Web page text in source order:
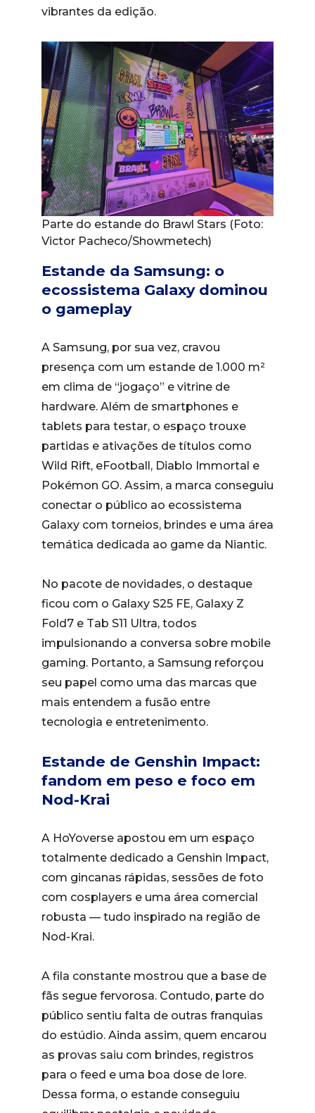
vibrantes da edição.
Parte do estande do Brawl Stars (Foto:
Victor Pacheco/Showmetech)
Estande da Samsung: o
ecossistema Galaxy dominou
o gameplay
A Samsung, por sua vez, cravou
presença com um estande de 1.000 m²
em clima de “jogaço” e vitrine de
hardware. Além de smartphones e
tablets para testar, o espaço trouxe
partidas e ativações de títulos como
Wild Rift, eFootball, Diablo Immortal e
Pokémon GO. Assim, a marca conseguiu
conectar o público ao ecossistema
Galaxy com torneios, brindes e uma área
temática dedicada ao game da Niantic.
No pacote de novidades, o destaque
ficou com o Galaxy S25 FE, Galaxy Z
Fold7 e Tab S11 Ultra, todos
impulsionando a conversa sobre mobile
gaming. Portanto, a Samsung reforçou
seu papel como uma das marcas que
mais entendem a fusão entre
tecnologia e entretenimento.
Estande de Genshin Impact:
fandom em peso e foco em
Nod-Krai
A HoYoverse apostou em um espaço
totalmente dedicado a Genshin Impact,
com gincanas rápidas, sessões de foto
com cosplayers e uma área comercial
robusta — tudo inspirado na região de
Nod-Krai.
A fila constante mostrou que a base de
fãs segue fervorosa. Contudo, parte do
público sentiu falta de outras franquias
do estúdio. Ainda assim, quem encarou
as provas saiu com brindes, registros
para o feed e uma boa dose de lore.
Dessa forma, o estande conseguiu